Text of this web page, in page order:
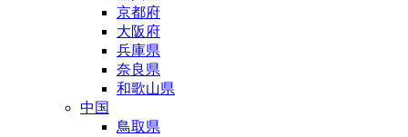
京都府
大阪府
兵庫県
奈良県
和歌山県
中国
鳥取県